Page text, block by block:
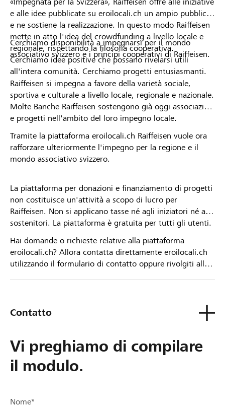
e alle idee pubblicate su eroilocali.ch un ampio pubblico
e ne sostiene la realizzazione. In questo modo Raiffeisen
mette in atto l'idea del crowdfunding a livello locale e
regionale, rispettando la filosofia cooperativa.
Cerchiamo idee positive che possano rivelarsi utili
all'intera comunità. Cerchiamo progetti entusiasmanti.
Cerchiamo disponibilità a impegnarsi per il mondo
associativo svizzero e i principi cooperativi di Raiffeisen.
Raiffeisen si impegna a favore della varietà sociale,
sportiva e culturale a livello locale, regionale e nazionale.
Molte Banche Raiffeisen sostengono già oggi associazioni
e progetti nell'ambito del loro impegno locale.
Tramite la piattaforma eroilocali.ch Raiffeisen vuole ora
rafforzare ulteriormente l'impegno per la regione e il
mondo associativo svizzero.
La piattaforma per donazioni e finanziamento di progetti
non costituisce un'attività a scopo di lucro per
Raiffeisen. Non si applicano tasse né agli iniziatori né ai
sostenitori. La piattaforma è gratuita per tutti gli utenti.
Hai domande o richieste relative alla piattaforma
eroilocali.ch? Allora contatta direttamente eroilocali.ch
utilizzando il formulario di contatto oppure rivolgiti alla
Contatto
Vi preghiamo di compilare
il modulo.
Nome*